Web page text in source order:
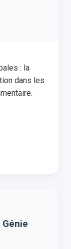
: la
dans les